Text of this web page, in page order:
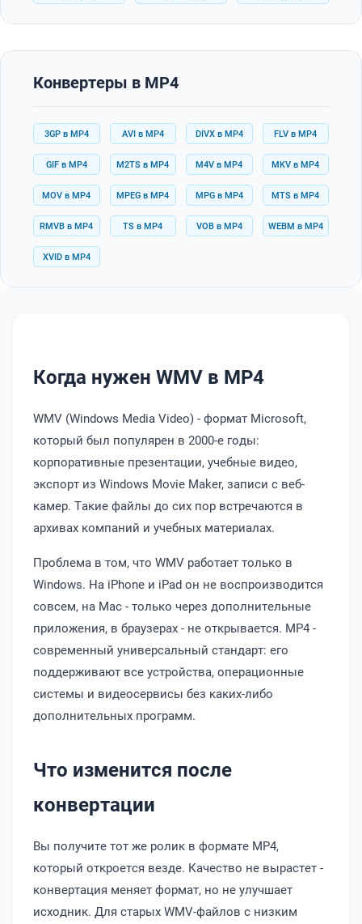
Конвертеры в MP4
3GP в MP4 AVI в MP4 DIVX в MP4 FLV в MP4
GIF в MP4 M2TS в MP4 M4V в MP4 MKV в MP4
MOV в MP4 MPEG в MP4 MPG в MP4 MTS в MP4
RMVB в MP4 TS в MP4 VOB в MP4 WEBM в MP4
XVID в MP4
Когда нужен WMV в MP4
WMV (Windows Media Video) - формат Microsoft,
который был популярен в 2000-е годы:
корпоративные презентации, учебные видео,
экспорт из Windows Movie Maker, записи с веб-
камер. Такие файлы до сих пор встречаются в
архивах компаний и учебных материалах.
Проблема в том, что WMV работает только в
Windows. На iPhone и iPad он не воспроизводится
совсем, на Mac - только через дополнительные
приложения, в браузерах - не открывается. MP4 -
современный универсальный стандарт: его
поддерживают все устройства, операционные
системы и видеосервисы без каких-либо
дополнительных программ.
Что изменится после
конвертации
Вы получите тот же ролик в формате MP4,
который откроется везде. Качество не вырастет -
конвертация меняет формат, но не улучшает
исходник. Для старых WMV-файлов с низким